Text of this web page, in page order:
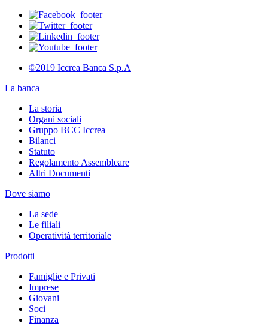
©2019 Iccrea Banca S.p.A
La banca
La storia
Organi sociali
Gruppo BCC Iccrea
Bilanci
Statuto
Regolamento Assembleare
Altri Documenti
Dove siamo
La sede
Le filiali
Operatività territoriale
Prodotti
Famiglie e Privati
Imprese
Giovani
Soci
Finanza